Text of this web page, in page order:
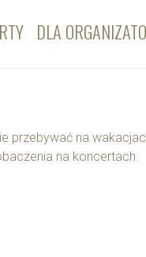
DLA
przebywać na
na koncertach.